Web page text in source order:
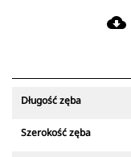
cloud_download
Długość zęba
Szerokość zęba